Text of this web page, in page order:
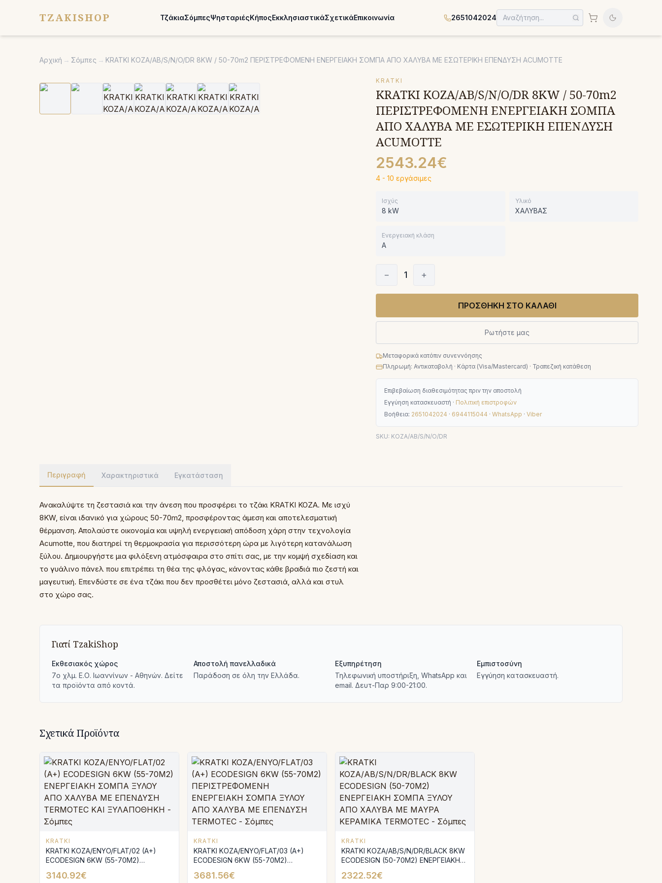
TZAKISHOP ΤζάκιαΣόμπεςΨησταριέςΚήποςΕκκλησιαστικάΣχετικάΕπικοινωνία 2651042024
Αρχική → Σόμπες → KRATKI KOZA/AB/S/N/O/DR 8KW / 50-70m2 ΠΕΡΙΣΤΡΕΦΟΜΕΝΗ ΕΝΕΡΓΕΙΑΚΗ ΣΟΜΠΑ ΑΠΟ ΧΑΛΥΒΑ ΜΕ ΕΣΩΤΕΡΙΚΗ ΕΠΕΝΔΥΣΗ ACUMOTTE
KRATKI
KRATKI KOZA/AB/S/N/O/DR 8KW / 50-70m2
ΠΕΡΙΣΤΡΕΦΟΜΕΝΗ ΕΝΕΡΓΕΙΑΚΗ ΣΟΜΠΑ
ΑΠΟ ΧΑΛΥΒΑ ΜΕ ΕΣΩΤΕΡΙΚΗ ΕΠΕΝΔΥΣΗ
ACUMOTTE
2543.24€
4 - 10 εργάσιμες
Ισχύς
8 kW
Υλικό
ΧΑΛΥΒΑΣ
Ενεργειακή κλάση
A
− 1 +
ΠΡΟΣΘΗΚΗ ΣΤΟ ΚΑΛΑΘΙ
Ρωτήστε μας
Μεταφορικά κατόπιν συνεννόησης
Πληρωμή: Αντικαταβολή · Κάρτα (Visa/Mastercard) · Τραπεζική κατάθεση
Επιβεβαίωση διαθεσιμότητας πριν την αποστολή
Εγγύηση κατασκευαστή · Πολιτική επιστροφών
Βοήθεια: 2651042024 · 6944115044 · WhatsApp · Viber
SKU: KOZA/AB/S/N/O/DR
Περιγραφή Χαρακτηριστικά Εγκατάσταση
Ανακαλύψτε τη ζεστασιά και την άνεση που προσφέρει το τζάκι KRATKI KOZA. Με ισχύ
8KW, είναι ιδανικό για χώρους 50-70m2, προσφέροντας άμεση και αποτελεσματική
θέρμανση. Απολαύστε οικονομία και υψηλή ενεργειακή απόδοση χάρη στην τεχνολογία
Acumotte, που διατηρεί τη θερμοκρασία για περισσότερη ώρα με λιγότερη κατανάλωση
ξύλου. Δημιουργήστε μια φιλόξενη ατμόσφαιρα στο σπίτι σας, με την κομψή σχεδίαση και
το γυάλινο πάνελ που επιτρέπει τη θέα της φλόγας, κάνοντας κάθε βραδιά πιο ζεστή και
μαγευτική. Επενδύστε σε ένα τζάκι που δεν προσθέτει μόνο ζεστασιά, αλλά και στυλ
στο χώρο σας.
Γιατί TzakiShop
Εκθεσιακός χώρος
7ο χλμ. Ε.Ο. Ιωαννίνων - Αθηνών. Δείτε
τα προϊόντα από κοντά.
Αποστολή πανελλαδικά
Παράδοση σε όλη την Ελλάδα.
Εξυπηρέτηση
Τηλεφωνική υποστήριξη, WhatsApp και
email. Δευτ-Παρ 9:00-21:00.
Εμπιστοσύνη
Εγγύηση κατασκευαστή.
Σχετικά Προϊόντα
KRATKI
KRATKI KOZA/ENYO/FLAT/02 (A+)
ECODESIGN 6KW (55-70M2)
ΧΑΛΥΒΑ ΜΕ ΕΠΕΝΔΥΣΗ TERMOTEC
3140.92€
KRATKI
KRATKI KOZA/ENYO/FLAT/03 (A+)
ECODESIGN 6KW (55-70M2)
ΣΟΜΠΑ ΞΥΛΟΥ ΑΠΟ ΧΑΛΥΒΑ ΜΕ
3681.56€
KRATKI
KRATKI KOZA/AB/S/N/DR/BLACK 8KW
ECODESIGN (50-70M2) ΕΝΕΡΓΕΙΑΚΗ
ΜΑΥΡΑ ΚΕΡΑΜΙΚΑ TERMOTEC
2322.52€